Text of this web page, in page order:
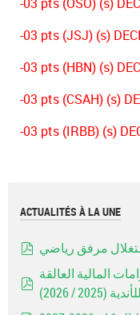
-03 pts (OSO) (s)
-03 pts (JSJ) (s)
-03 pts (HBN) (s)
-03 pts (CSAH) (s)
-03 pts (IRBB) (s)
ACTUALITÉS À LA UNE
مرفق رياضي
pdf
المالية العالقة
للأندية (2025 / 2026)